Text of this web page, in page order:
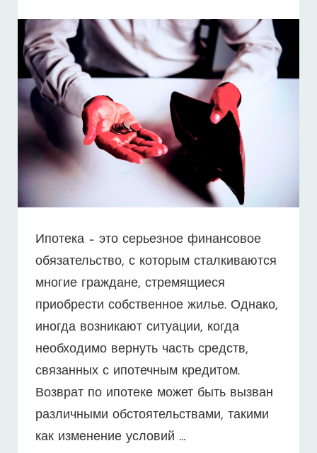
Ипотека – это серьезное финансовое
обязательство, с которым сталкиваются
многие граждане, стремящиеся
приобрести собственное жилье. Однако,
иногда возникают ситуации, когда
необходимо вернуть часть средств,
связанных с ипотечным кредитом.
Возврат по ипотеке может быть вызван
различными обстоятельствами, такими
как изменение условий …